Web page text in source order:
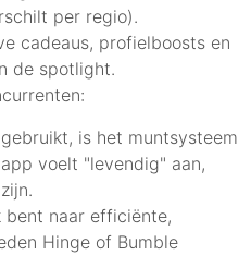
per regio).
cadeaus, profielboosts en
de spotlight.
is het muntsysteem
voelt "levendig" aan,
bent naar efficiënte,
Hinge of Bumble